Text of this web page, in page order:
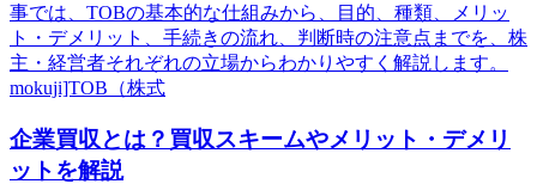
事では、TOBの基本的な仕組みから、目的、種類、メリッ
ト・デメリット、手続きの流れ、判断時の注意点までを、株
主・経営者それぞれの立場からわかりやすく解説します。
mokuji]TOB（株式
企業買収とは？買収スキームやメリット・デメリ
ットを解説